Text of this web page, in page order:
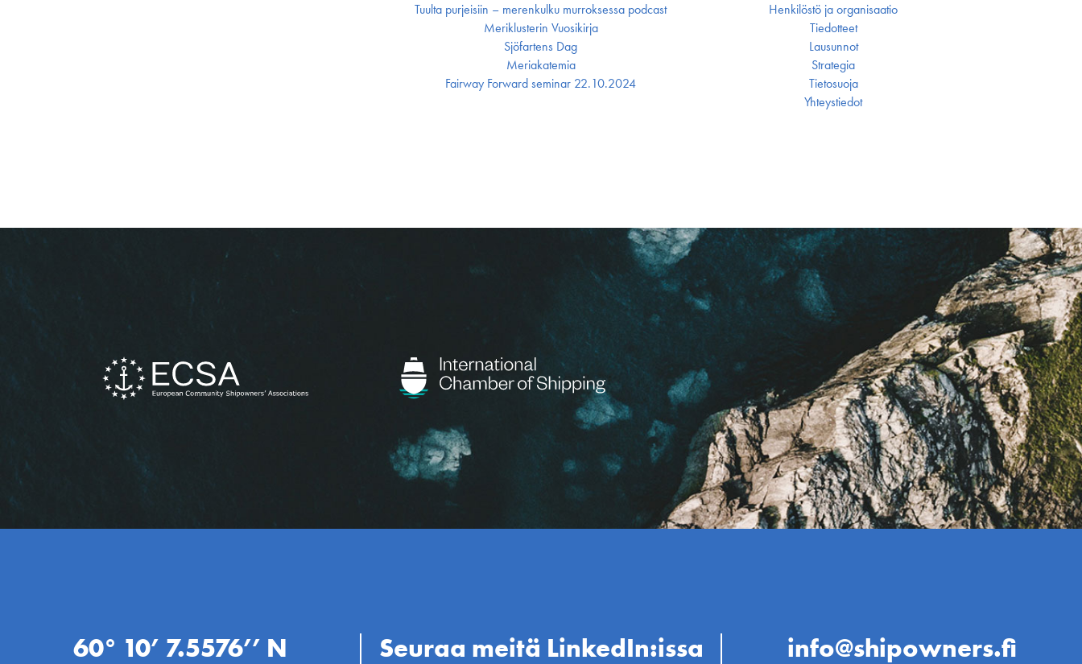
Tuulta purjeisiin – merenkulku murroksessa podcast
Meriklusterin Vuosikirja
Sjöfartens Dag
Meriakatemia
Fairway Forward seminar 22.10.2024
Henkilöstö ja organisaatio
Tiedotteet
Lausunnot
Strategia
Tietosuoja
Yhteystiedot
60° 10’ 7.5576’’ N
Seuraa meitä LinkedIn:issa info@shipowners.fi